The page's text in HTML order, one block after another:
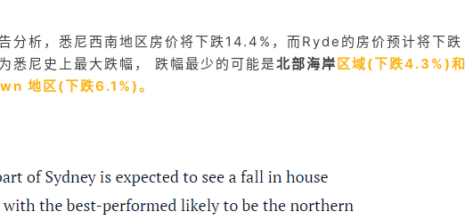
分析，悉尼西南地区房价将下跌14.4%，而Ryde的房价预计将下跌
悉尼史上最大跌幅， 跌幅最少的可能是北部海岸 区域(下跌4.3%)和
地区(下跌6.1%)。